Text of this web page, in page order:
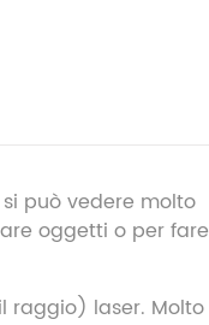
si può vedere molto
oggetti o per fare
raggio) laser. Molto